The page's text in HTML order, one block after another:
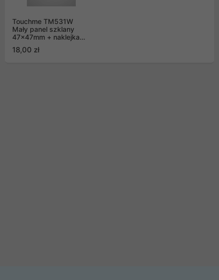
Touchme TM531W
Mały panel szklany
47x47mm + naklejka
podwójny, biały
18,00 zł